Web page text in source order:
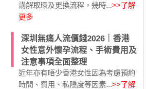
講解取環及更換流程，幾時...>>了解
更多
深圳無痛人流價錢2026｜香港
女性意外懷孕流程、手術費用及
注意事項全面整理
近年亦有唔少香港女性因為考慮預約
時間、費用、私隱度等因素...>>了解